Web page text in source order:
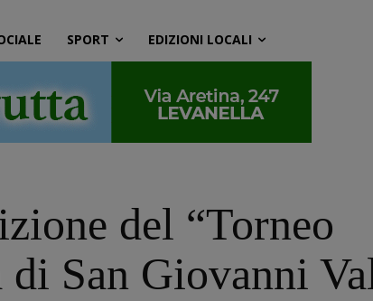
SPORT EDIZIONI LOCALI
del “Torneo
San Giovanni